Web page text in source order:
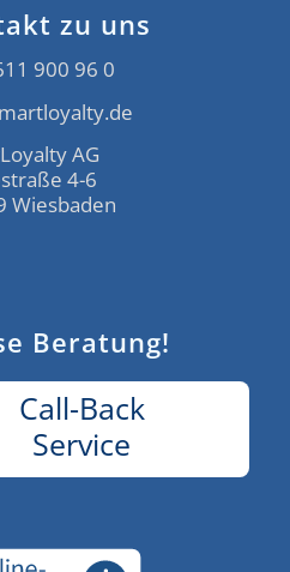
zu uns
900 96 0
AG
4-6
Wiesbaden
Beratung!
Call-Back
Service